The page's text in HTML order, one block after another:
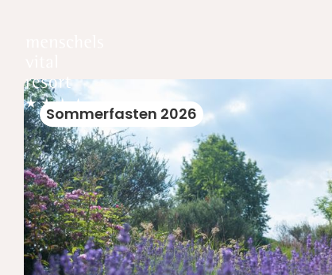
Sommerfasten 2026